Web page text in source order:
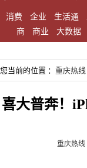
消费 企业 生活通
商
商业 大数据
您当前的位置 ： 重庆热线
喜大普奔！
重庆热线